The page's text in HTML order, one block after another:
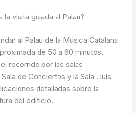
la visita guiada al Palau?
al Palau de la Música Catalana
de 50 a 60 minutos.
recorrido por las salas
de Conciertos y la Sala Lluís
detalladas sobre la
del edificio.